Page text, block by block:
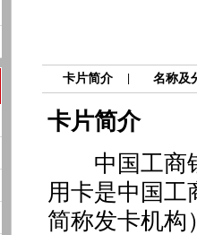
卡片简介 名称及
卡片简介
中国工商银
用卡是中国工
简称发卡机